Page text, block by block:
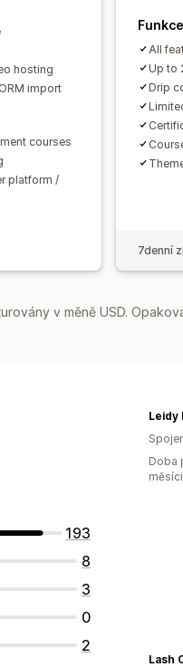
hosting
import
courses
platform /
Funkce
All
Up to
Drip
7denní
v měně USD.
193
8
3
0
2
Leidy
Doba
měsíci
Lash